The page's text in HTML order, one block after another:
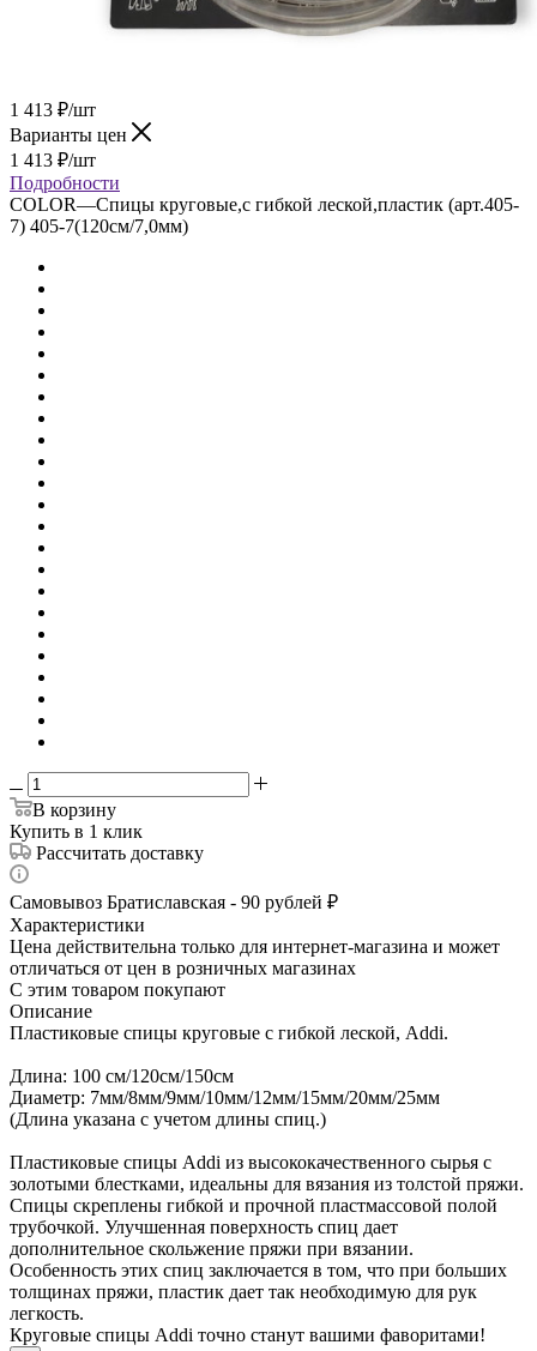
1 413 ₽/шт
Варианты цен
1 413 ₽/шт
Подробности
COLOR—Спицы круговые,с гибкой леской,пластик (арт.405-
7) 405-7(120см/7,0мм)
В корзину
Купить в 1 клик
Рассчитать доставку
Самовывоз Братиславская - 90 рублей ₽
Характеристики
Цена действительна только для интернет-магазина и может
отличаться от цен в розничных магазинах
С этим товаром покупают
Описание
Пластиковые спицы круговые с гибкой леской, Addi.
Длина: 100 см/120см/150см
Диаметр: 7мм/8мм/9мм/10мм/12мм/15мм/20мм/25мм
(Длина указана с учетом длины спиц.)
Пластиковые спицы Addi из высококачественного сырья с
золотыми блестками, идеальны для вязания из толстой пряжи.
Спицы скреплены гибкой и прочной пластмассовой полой
трубочкой. Улучшенная поверхность спиц дает
дополнительное скольжение пряжи при вязании.
Особенность этих спиц заключается в том, что при больших
толщинах пряжи, пластик дает так необходимую для рук
легкость.
Круговые спицы Addi точно станут вашими фаворитами!